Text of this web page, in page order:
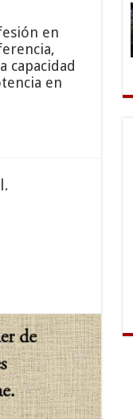
en
capacidad
en